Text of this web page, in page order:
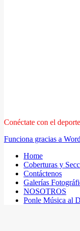
Conéctate con el
Funciona gracias a
Home
Coberturas y
Contáctenos
Galerías
NOSOTROS
Ponle Música al